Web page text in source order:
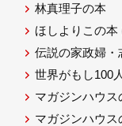
林真理子の本
ほしよりこの本
伝説の家政婦・
世界がもし100
マガジンハウス
マガジンハウス